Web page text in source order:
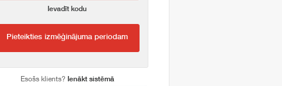
Ievadīt kodu
Pieteikties izmēģinājuma periodam
Esošs klients? Ienākt sistēmā